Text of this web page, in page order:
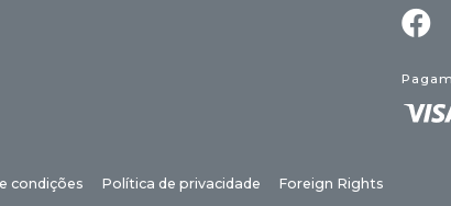
condições Política de privacidade Foreign Rights